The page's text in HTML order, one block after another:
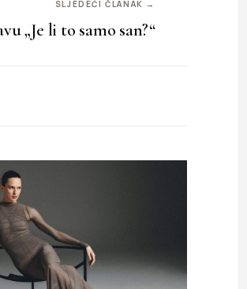
SLJEDEĆI ČLANAK →
„Je li to samo san?“